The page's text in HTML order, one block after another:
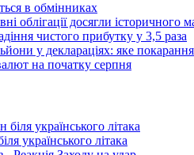
в обмінниках
облігації досягли історичного
чистого прибутку у 3,5 раза
у деклараціях: яке покарання
на початку серпня
українського літака